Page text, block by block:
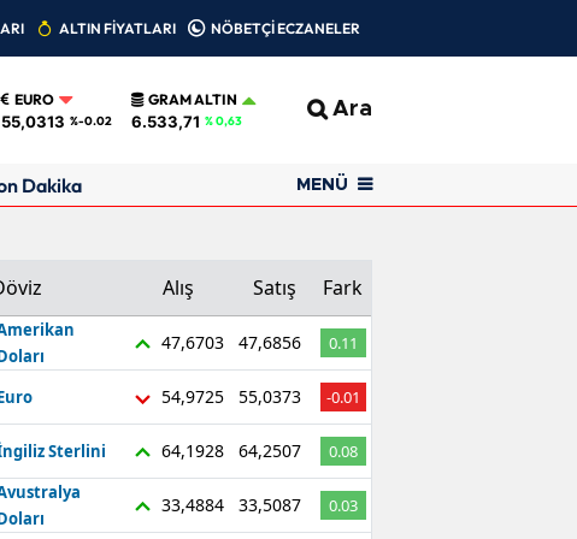
ALTIN FİYATLARI NÖBETÇİ ECZANELER
EURO
55,0313 %-0.02
GRAM ALTIN
6.533,71 % 0,63 Ara
Dakika MENÜ
Alış Satış Fark
47,6703 47,6856 0.11
54,9725 55,0373 -0.01
Sterlini 64,1928 64,2507
0.08
33,4884 33,5087 0.03